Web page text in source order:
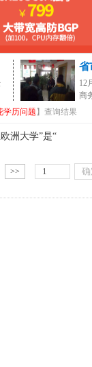
省
12
商
学历问题 】查询结果
洲大学”是“
>>